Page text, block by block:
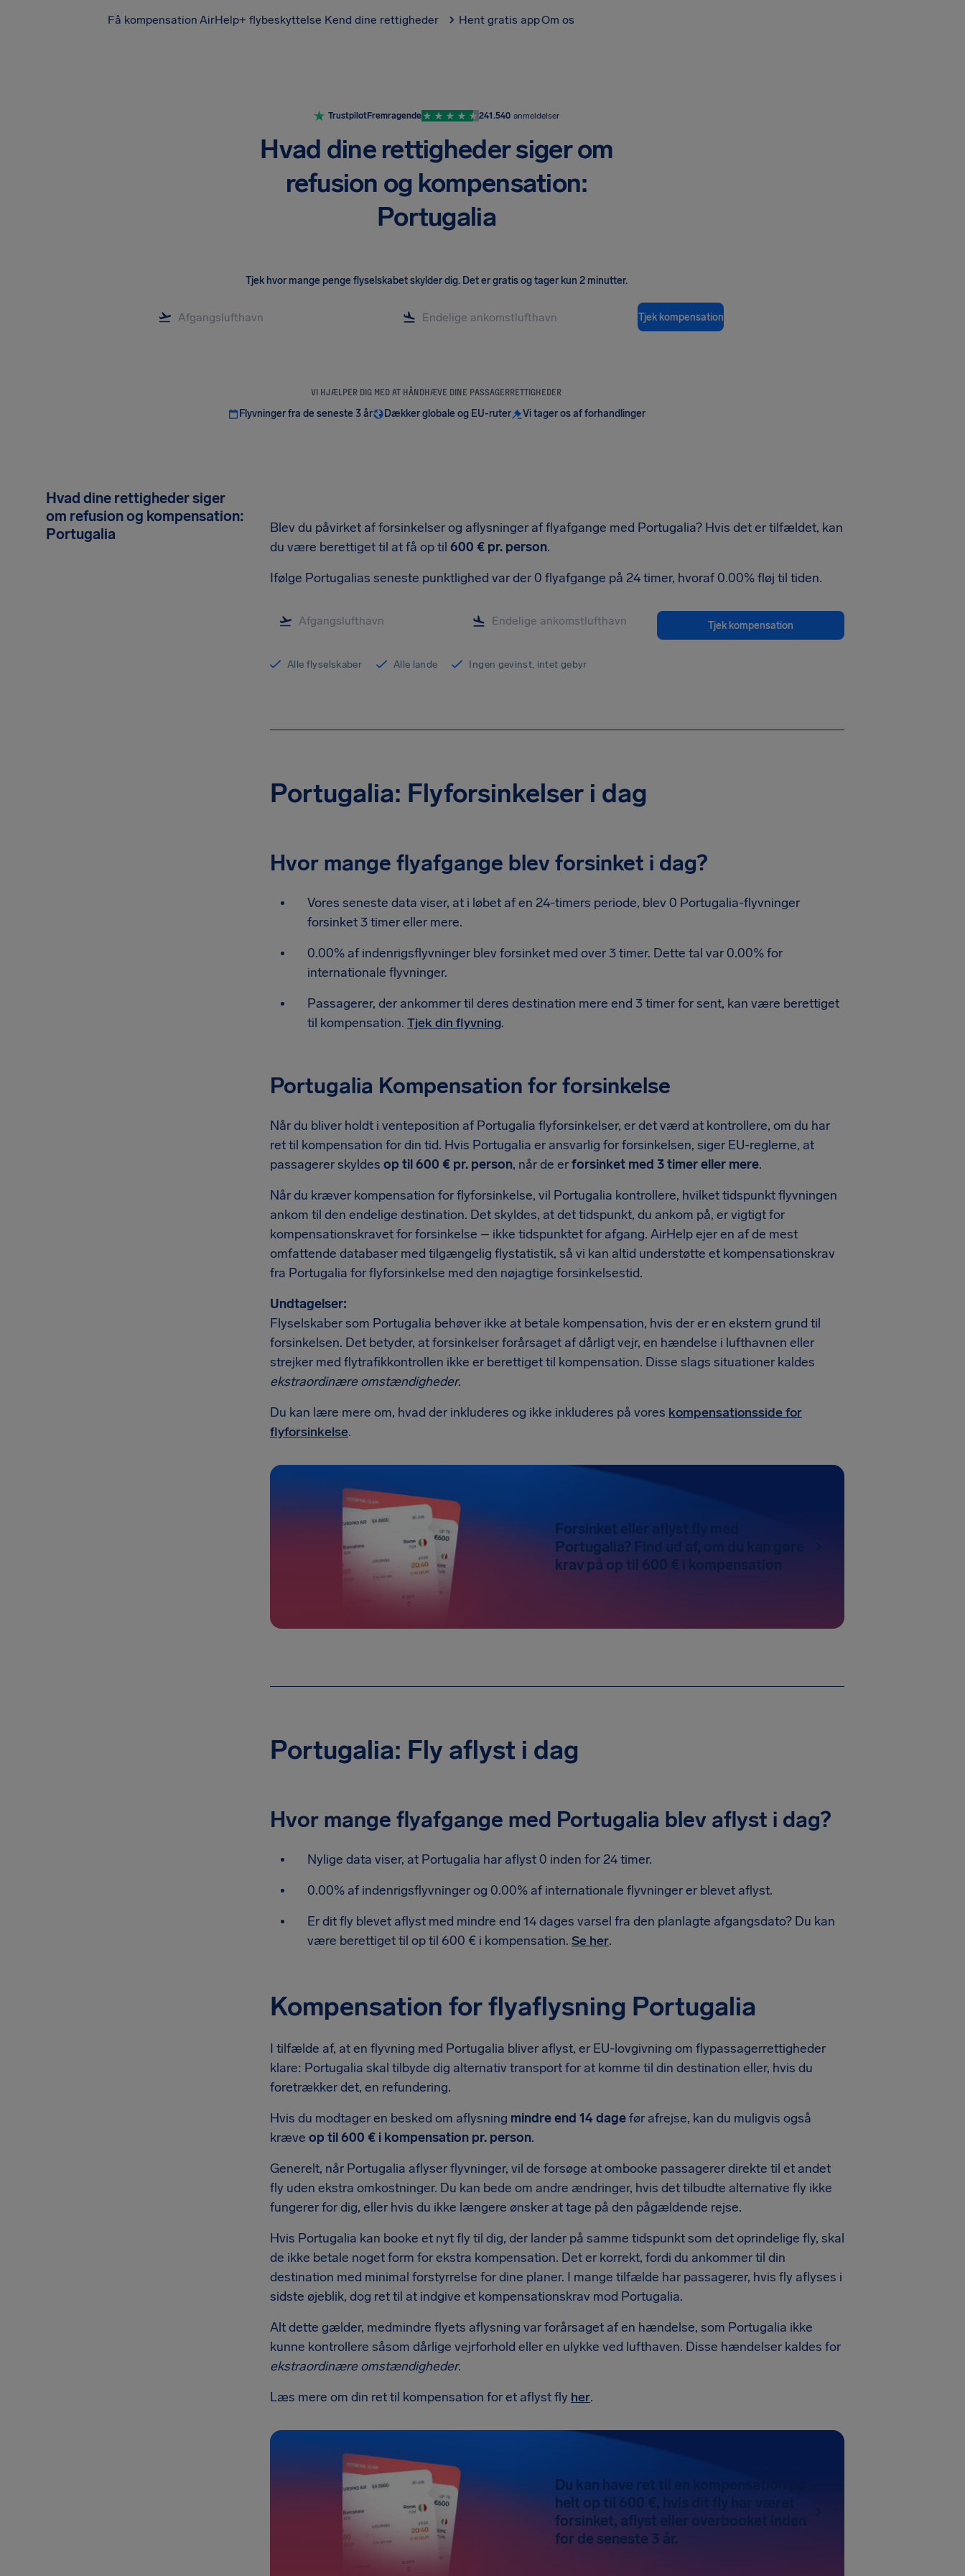
Få kompensation AirHelp+ flybeskyttelse Kend dine rettigheder Hent gratis appOm os
TrustpilotFremragende 241.540 anmeldelser
Hvad dine rettigheder siger om
refusion og kompensation:
Portugalia
Tjek hvor mange penge flyselskabet skylder dig. Det er gratis og tager kun 2 minutter.
Tjek kompensation
VI HJÆLPER DIG MED AT HÅNDHÆVE DINE PASSAGERRETTIGHEDER
Flyvninger fra de seneste 3 år Dækker globale og EU-ruter Vi tager os af forhandlinger
Hvad dine rettigheder siger
om refusion og kompensation:
Portugalia
Blev du påvirket af forsinkelser og aflysninger af flyafgange med Portugalia? Hvis det er tilfældet, kan
du være berettiget til at få op til 600 € pr. person.
Ifølge Portugalias seneste punktlighed var der 0 flyafgange på 24 timer, hvoraf 0.00% fløj til tiden.
Tjek kompensation
Alle flyselskaber Alle lande Ingen gevinst, intet gebyr
Portugalia: Flyforsinkelser i dag
Hvor mange flyafgange blev forsinket i dag?
Vores seneste data viser, at i løbet af en 24-timers periode, blev 0 Portugalia-flyvninger
forsinket 3 timer eller mere.
0.00% af indenrigsflyvninger blev forsinket med over 3 timer. Dette tal var 0.00% for
internationale flyvninger.
Passagerer, der ankommer til deres destination mere end 3 timer for sent, kan være berettiget
til kompensation. Tjek din flyvning.
Portugalia Kompensation for forsinkelse
Når du bliver holdt i venteposition af Portugalia flyforsinkelser, er det værd at kontrollere, om du har
ret til kompensation for din tid. Hvis Portugalia er ansvarlig for forsinkelsen, siger EU-reglerne, at
passagerer skyldes op til 600 € pr. person, når de erforsinket med 3 timer eller mere.
Når du kræver kompensation for flyforsinkelse, vil Portugalia kontrollere, hvilket tidspunkt flyvningen
ankom til den endelige destination. Det skyldes, at det tidspunkt, du ankom på, er vigtigt for
kompensationskravet for forsinkelse – ikke tidspunktet for afgang. AirHelp ejer en af de mest
omfattende databaser med tilgængelig flystatistik, så vi kan altid understøtte et kompensationskrav
fra Portugalia for flyforsinkelse med den nøjagtige forsinkelsestid.
Undtagelser:
Flyselskaber som Portugalia behøver ikke at betale kompensation, hvis der er en ekstern grund til
forsinkelsen. Det betyder, at forsinkelser forårsaget af dårligt vejr, en hændelse i lufthavnen eller
strejker med flytrafikkontrollen ikke er berettiget til kompensation. Disse slags situationer kaldes
ekstraordinære omstændigheder.
Du kan lære mere om, hvad der inkluderes og ikke inkluderes på vores kompensationsside for
flyforsinkelse.
Forsinket eller aflyst fly med
Portugalia? Find ud af, om du kan gøre
krav på op til 600 € i kompensation
Portugalia: Fly aflyst i dag
Hvor mange flyafgange med Portugalia blev aflyst i dag?
Nylige data viser, at Portugalia har aflyst 0 inden for 24 timer.
0.00% af indenrigsflyvninger og 0.00% af internationale flyvninger er blevet aflyst.
Er dit fly blevet aflyst med mindre end 14 dages varsel fra den planlagte afgangsdato? Du kan
være berettiget til op til 600 € i kompensation. Se her.
Kompensation for flyaflysning Portugalia
I tilfælde af, at en flyvning med Portugalia bliver aflyst, er EU-lovgivning om flypassagerrettigheder
klare: Portugalia skal tilbyde dig alternativ transport for at komme til din destination eller, hvis du
foretrækker det, en refundering.
Hvis du modtager en besked om aflysning mindre end 14 dagefør afrejse, kan du muligvis også
kræve op til 600 € i kompensation pr. person.
Generelt, når Portugalia aflyser flyvninger, vil de forsøge at ombooke passagerer direkte til et andet
fly uden ekstra omkostninger. Du kan bede om andre ændringer, hvis det tilbudte alternative fly ikke
fungerer for dig, eller hvis du ikke længere ønsker at tage på den pågældende rejse.
Hvis Portugalia kan booke et nyt fly til dig, der lander på samme tidspunkt som det oprindelige fly, skal
de ikke betale noget form for ekstra kompensation. Det er korrekt, fordi du ankommer til din
destination med minimal forstyrrelse for dine planer. I mange tilfælde har passagerer, hvis fly aflyses i
sidste øjeblik, dog ret til at indgive et kompensationskrav mod Portugalia.
Alt dette gælder, medmindre flyets aflysning var forårsaget af en hændelse, som Portugalia ikke
kunne kontrollere såsom dårlige vejrforhold eller en ulykke ved lufthaven. Disse hændelser kaldes for
ekstraordinære omstændigheder.
Læs mere om din ret til kompensation for et aflyst fly her.
Du kan have ret til en kompensation på
helt op til 600 €, hvis dit fly har været
forsinket, aflyst eller overbooket inden
for de seneste 3 år.